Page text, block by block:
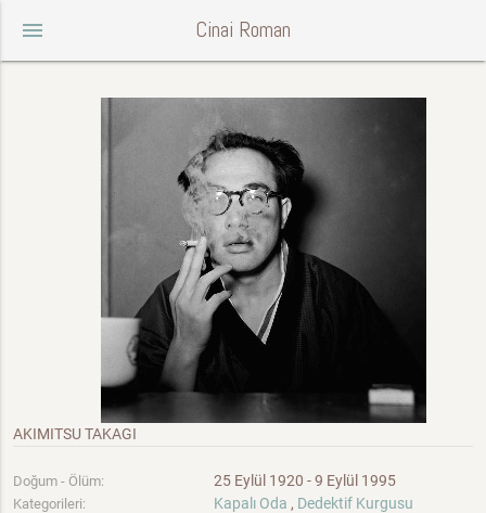
menu Cinai Roman
AKIMITSU TAKAGI
Doğum - Ölüm: 25 Eylül 1920 - 9 Eylül 1995
Kategorileri: Kapalı Oda , Dedektif Kurgusu